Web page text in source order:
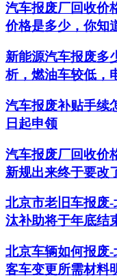
汽车报废厂回收价
价格是多少，你知
新能源汽车报废多
析，燃油车较低，
汽车报废补贴手续
日起申领
汽车报废厂回收价
新规出来终于要改
北京市老旧车报废
汰补助将于年底结
北京车辆如何报废
客车变更所需材料